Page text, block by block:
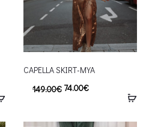
CAPELLA SKIRT-MYA
149.00€ 74.00€